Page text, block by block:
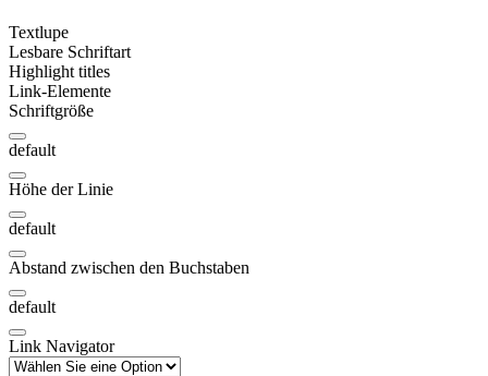
Textlupe
Lesbare Schriftart
Highlight titles
Link-Elemente
Schriftgröße
default
Höhe der Linie
default
Abstand zwischen den Buchstaben
default
Link Navigator